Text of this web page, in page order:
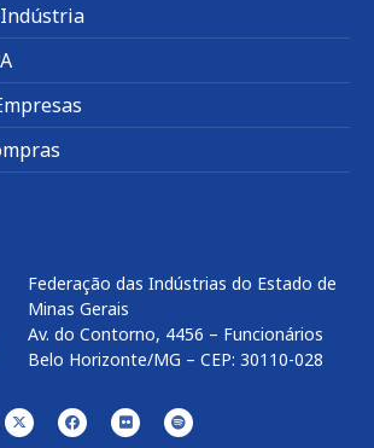
Federação das Indústrias do Estado de
Minas Gerais
Av. do Contorno, 4456 – Funcionários
Belo Horizonte/MG – CEP: 30110-028